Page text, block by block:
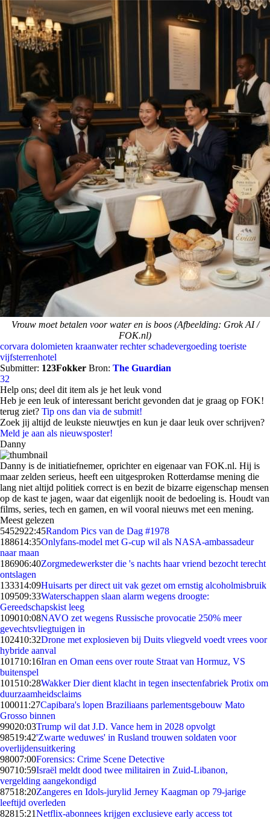
Vrouw moet betalen voor water en is boos (Afbeelding: Grok AI /
FOK.nl)
corvara dolomieten kraanwater rechter schadevergoeding toeriste
vijfsterrenhotel
Submitter: 123Fokker Bron: The Guardian
32
Help ons; deel dit item als je het leuk vond
Heb je een leuk of interessant bericht gevonden dat je graag op FOK!
terug ziet? Tip ons dan via de submit!
Zoek jij altijd de leukste nieuwtjes en kun je daar leuk over schrijven?
Meld je aan als nieuwsposter!
Danny
Danny is de initiatiefnemer, oprichter en eigenaar van FOK.nl. Hij is
maar zelden serieus, heeft een uitgesproken Rotterdamse mening die
lang niet altijd politiek correct is en bezit de bizarre eigenschap mensen
op de kast te jagen, waar dat eigenlijk nooit de bedoeling is. Houdt van
films, series, tech en gamen, en wil vooral nieuws met een mening.
Meest gelezen
5452922:45Random Pics van de Dag #1978
188614:35Onlyfans-model met G-cup wil als NASA-ambassadeur
naar maan
186906:40Zorgmedewerkster die 's nachts haar vriend bezocht terecht
ontslagen
133314:09Huisarts per direct uit vak gezet om ernstig alcoholmisbruik
109509:33Waterschappen slaan alarm wegens droogte:
Gereedschapskist leeg
109010:08NAVO zet wegens Russische provocatie 250% meer
gevechtsvliegtuigen in
102410:32Drone met explosieven bij Duits vliegveld voedt vrees voor
hybride aanval
101710:16Iran en Oman eens over route Straat van Hormuz, VS
buitenspel
101510:28Wakker Dier dient klacht in tegen insectenfabriek Protix om
duurzaamheidsclaims
100011:27Capibara's lopen Braziliaans parlementsgebouw Mato
Grosso binnen
99020:03Trump wil dat J.D. Vance hem in 2028 opvolgt
98519:42'Zwarte weduwes' in Rusland trouwen soldaten voor
overlijdensuitkering
98007:00Forensics: Crime Scene Detective
90710:59Israël meldt dood twee militairen in Zuid-Libanon,
vergelding aangekondigd
87518:20Zangeres en Idols-jurylid Jerney Kaagman op 79-jarige
leeftijd overleden
82815:21Netflix-abonnees krijgen exclusieve early access tot